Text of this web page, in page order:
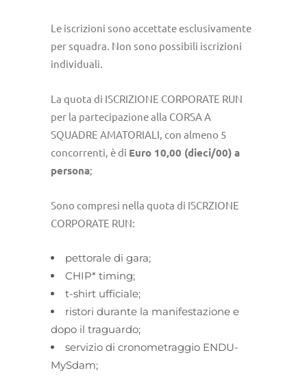
Le iscrizioni sono accettate esclusivamente
per squadra. Non sono possibili iscrizioni
individuali.
La quota di ISCRIZIONE CORPORATE RUN
per la partecipazione alla CORSA A
SQUADRE AMATORIALI, con almeno 5
concorrenti, è di Euro 10,00 (dieci/00) a
persona;
Sono compresi nella quota di ISCRZIONE
CORPORATE RUN:
pettorale di gara;
CHIP* timing;
t-shirt ufficiale;
ristori durante la manifestazione e
dopo il traguardo;
servizio di cronometraggio ENDU-
MySdam;